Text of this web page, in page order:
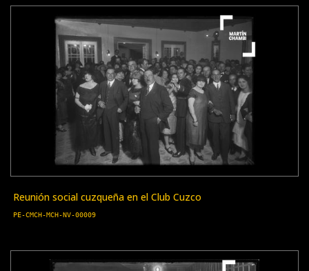
Reunión social cuzqueña en el Club Cuzco
PE-CMCH-MCH-NV-00009